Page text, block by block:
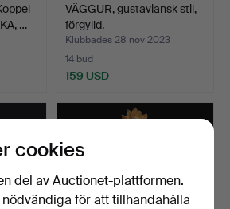
…
VÄGGUR, gustaviansk stil,
förgylld.
Klubbades 28 nov 2023
14 bud
159 USD
cookies
del av Auctionet-plattformen.
för att tillhandahålla